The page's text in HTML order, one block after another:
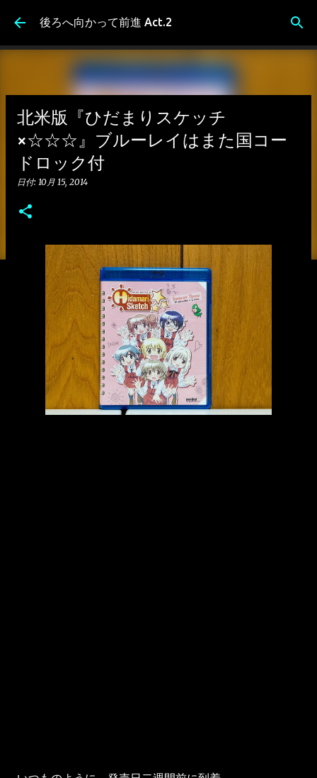
スキップしてメイン コンテンツに移動
後ろへ向かって前進 Act.2
北米版『ひだまりスケッチ
×☆☆☆』ブルーレイはまた国コー
ドロック付
日付: 10月 15, 2014